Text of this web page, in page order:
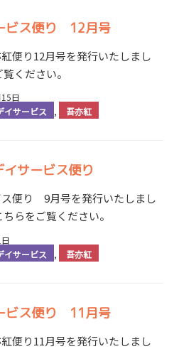
ビス便り 12月号
便り12月号を発行いたしまし
ください。
日
イサービス , 吾亦紅
サービス便り
便り 9月号を発行いたしまし
らをご覧ください。
イサービス , 吾亦紅
ビス便り 11月号
便り11月号を発行いたしまし